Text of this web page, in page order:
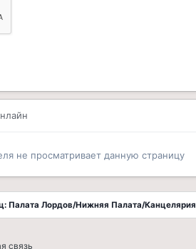
не просматривает данную страницу
Палата Лордов/Нижняя Палата/Канцелярия
связь